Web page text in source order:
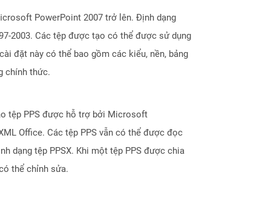
PowerPoint 2007 trở lên. Định dạng
2003. Các tệp được tạo có thể được sử dụng
đặt này có thể bao gồm các kiểu, nền, bảng
chính thức.
tệp PPS được hỗ trợ bởi Microsoft
Office. Các tệp PPS vẫn có thể được đọc
dạng tệp PPSX. Khi một tệp PPS được chia
thể chỉnh sửa.